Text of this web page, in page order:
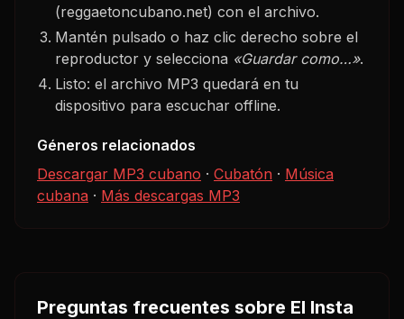
(reggaetoncubano.net) con el archivo.
Mantén pulsado o haz clic derecho sobre el
reproductor y selecciona «Guardar como…».
Listo: el archivo MP3 quedará en tu
dispositivo para escuchar offline.
Géneros relacionados
Descargar MP3 cubano · Cubatón · Música
cubana · Más descargas MP3
Preguntas frecuentes sobre El Insta